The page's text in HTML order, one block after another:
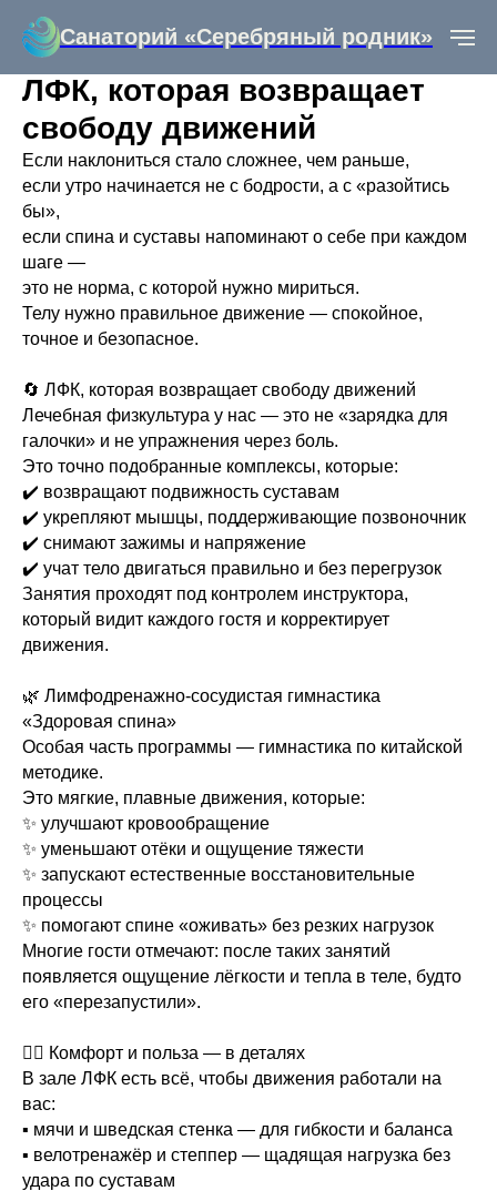
Санаторий «Серебряный родник»
ЛФК, которая возвращает
свободу движений
Если наклониться стало сложнее, чем раньше,
если утро начинается не с бодрости, а с «разойтись
бы»,
если спина и суставы напоминают о себе при каждом
шаге —
это не норма, с которой нужно мириться.
Телу нужно правильное движение — спокойное,
точное и безопасное.
🔄 ЛФК, которая возвращает свободу движений
Лечебная физкультура у нас — это не «зарядка для
галочки» и не упражнения через боль.
Это точно подобранные комплексы, которые:
✔️ возвращают подвижность суставам
✔️ укрепляют мышцы, поддерживающие позвоночник
✔️ снимают зажимы и напряжение
✔️ учат тело двигаться правильно и без перегрузок
Занятия проходят под контролем инструктора,
который видит каждого гостя и корректирует
движения.
🌿 Лимфодренажно-сосудистая гимнастика
«Здоровая спина»
Особая часть программы — гимнастика по китайской
методике.
Это мягкие, плавные движения, которые:
✨ улучшают кровообращение
✨ уменьшают отёки и ощущение тяжести
✨ запускают естественные восстановительные
процессы
✨ помогают спине «оживать» без резких нагрузок
Многие гости отмечают: после таких занятий
появляется ощущение лёгкости и тепла в теле, будто
его «перезапустили».
🏋️‍♀️ Комфорт и польза — в деталях
В зале ЛФК есть всё, чтобы движения работали на
вас:
▪️ мячи и шведская стенка — для гибкости и баланса
▪️ велотренажёр и степпер — щадящая нагрузка без
удара по суставам